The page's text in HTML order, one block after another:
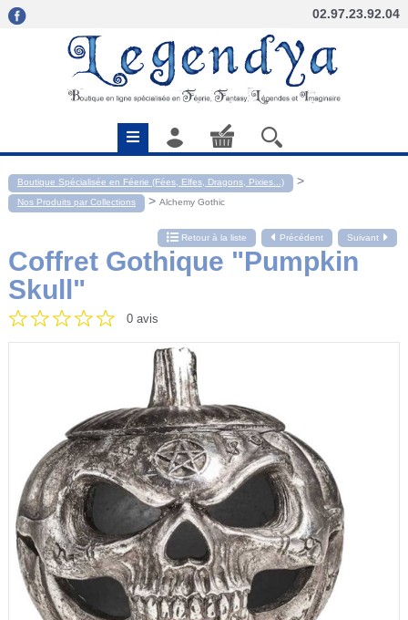
02.97.23.92.04
Boutique Spécialisée en Féerie (Fées, Elfes, Dragons, Pixies...) >
Nos Produits par Collections > Alchemy Gothic
Retour à la liste Précédent Suivant
Coffret Gothique "Pumpkin
Skull"
0 avis